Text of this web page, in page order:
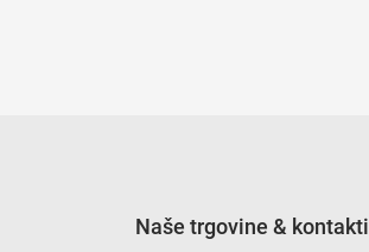
Naše trgovine & kontakti